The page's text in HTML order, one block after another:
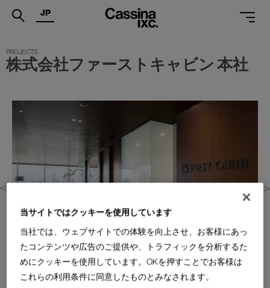
.
PRODUCTS
MAGAZINE
CATALOGUES
PROFESSIONAL
ONLINE STORE お問合せ
JP
株式会社ファーストキャビン 本社
当サイトではクッキーを使用しています
当社では、ウェブサイトでの体験を向上させ、お客様にあっ
たコンテンツや広告のご提供や、トラフィックを分析するた
めにクッキーを使用しています。OKを押すことでお客様は
これらの利用条件に同意したものとみなされます。